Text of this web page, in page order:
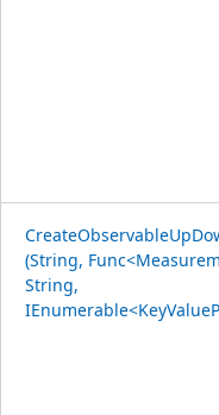
(String,
String,